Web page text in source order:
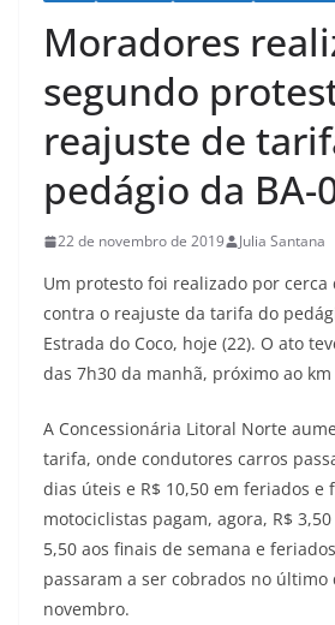
Moradores
segundo
reajuste de
pedágio da BA-
22 de novembro de 2019 Julia Santana
Um protesto foi realizado por cerca
contra o reajuste da tarifa do
Estrada do Coco, hoje (22). O ato
das 7h30 da manhã, próximo ao km
A Concessionária Litoral Norte
tarifa, onde condutores carros
dias úteis e R$ 10,50 em feriados e
motociclistas pagam, agora, R$
5,50 aos finais de semana e
passaram a ser cobrados no último
novembro.